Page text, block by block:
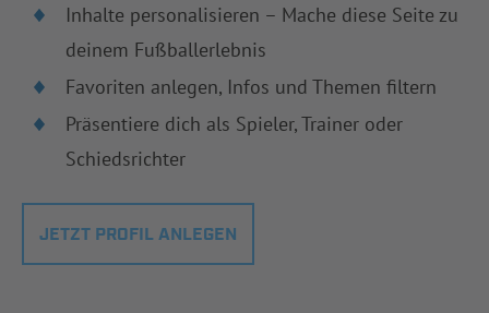
Inhalte personalisieren – Mache diese Seite zu
deinem Fußballerlebnis
Favoriten anlegen, Infos und Themen filtern
Präsentiere dich als Spieler, Trainer oder
Schiedsrichter
JETZT PROFIL ANLEGEN